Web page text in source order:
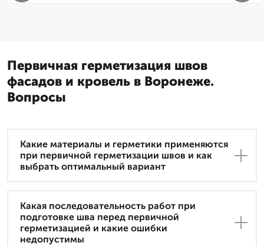
Первичная герметизация швов
фасадов и кровель в Воронеже.
Вопросы
Какие материалы и герметики применяются
при первичной герметизации швов и как
выбрать оптимальный вариант
Какая последовательность работ при
подготовке шва перед первичной
герметизацией и какие ошибки
недопустимы